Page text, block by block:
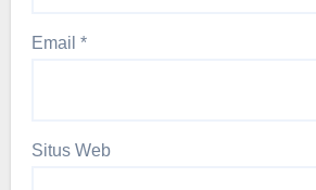
Email*
Situs Web